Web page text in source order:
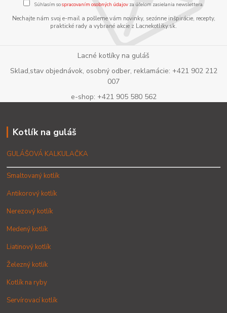
Súhlasím sospracovaním osobných údajov za účelom zasielania newslettera.
Nechajte nám svoj e-mail a pošleme vám novinky, sezónne inšpirácie, recepty,
praktické rady a vybrané akcie z Lacnekotliky.sk.
Lacné kotlíky na guláš
Sklad,stav objednávok, osobný odber, reklamácie: +421 902 212
007
e-shop: +421 905 580 562
Kotlík na guláš
GULÁŠOVÁ KALKULAČKA
Smaltovaný kotlík
Antikorový kotlík
Nerezový kotlík
Medený kotlík
Liatinový kotlík
Železný kotlík
Kotlík na ryby
Servírovací kotlík